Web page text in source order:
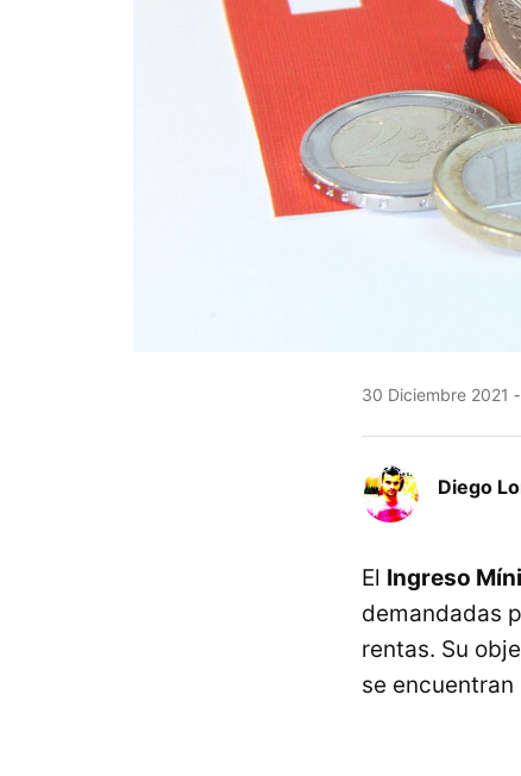
30 Diciembre 2021
Diego
El Ingreso
demandadas
rentas. Su
se